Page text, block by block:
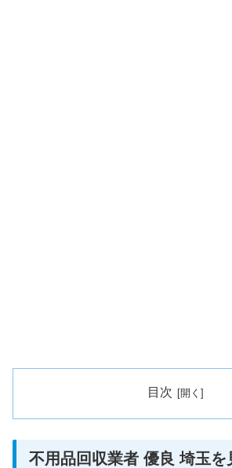
目次
不用品回収業者 優良 埼玉を